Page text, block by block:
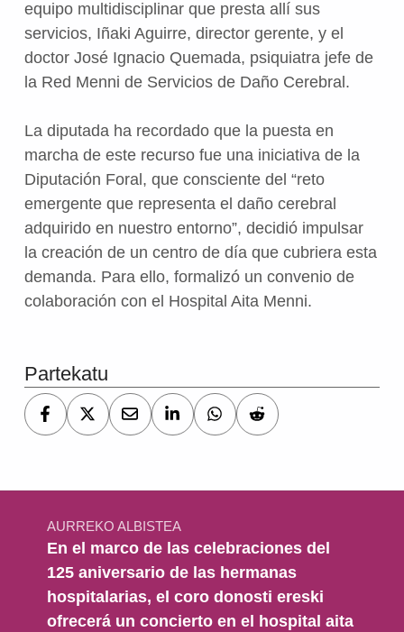
equipo multidisciplinar que presta allí sus
servicios, Iñaki Aguirre, director gerente, y el
doctor José Ignacio Quemada, psiquiatra jefe de
la Red Menni de Servicios de Daño Cerebral.
La diputada ha recordado que la puesta en
marcha de este recurso fue una iniciativa de la
Diputación Foral, que consciente del “reto
emergente que representa el daño cerebral
adquirido en nuestro entorno”, decidió impulsar
la creación de un centro de día que cubriera esta
demanda. Para ello, formalizó un convenio de
colaboración con el Hospital Aita Menni.
Partekatu
Bidalketetan zehar nabigatu
AURREKO ALBISTEA
En el marco de las celebraciones del
125 aniversario de las hermanas
hospitalarias, el coro donosti ereski
ofrecerá un concierto en el hospital aita